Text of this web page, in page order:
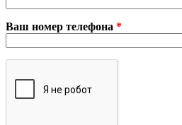
Ваш номер телефона *